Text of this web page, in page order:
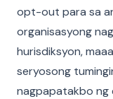
opt-out para sa
organisasyong
hurisdiksyon,
seryosong
nagpapatakbo